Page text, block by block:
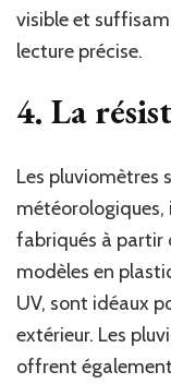
visible et
lecture précise.
4. La
Les pluviomètres
météorologiques,
fabriqués à partir
modèles en
UV, sont idéaux
extérieur. Les
offrent